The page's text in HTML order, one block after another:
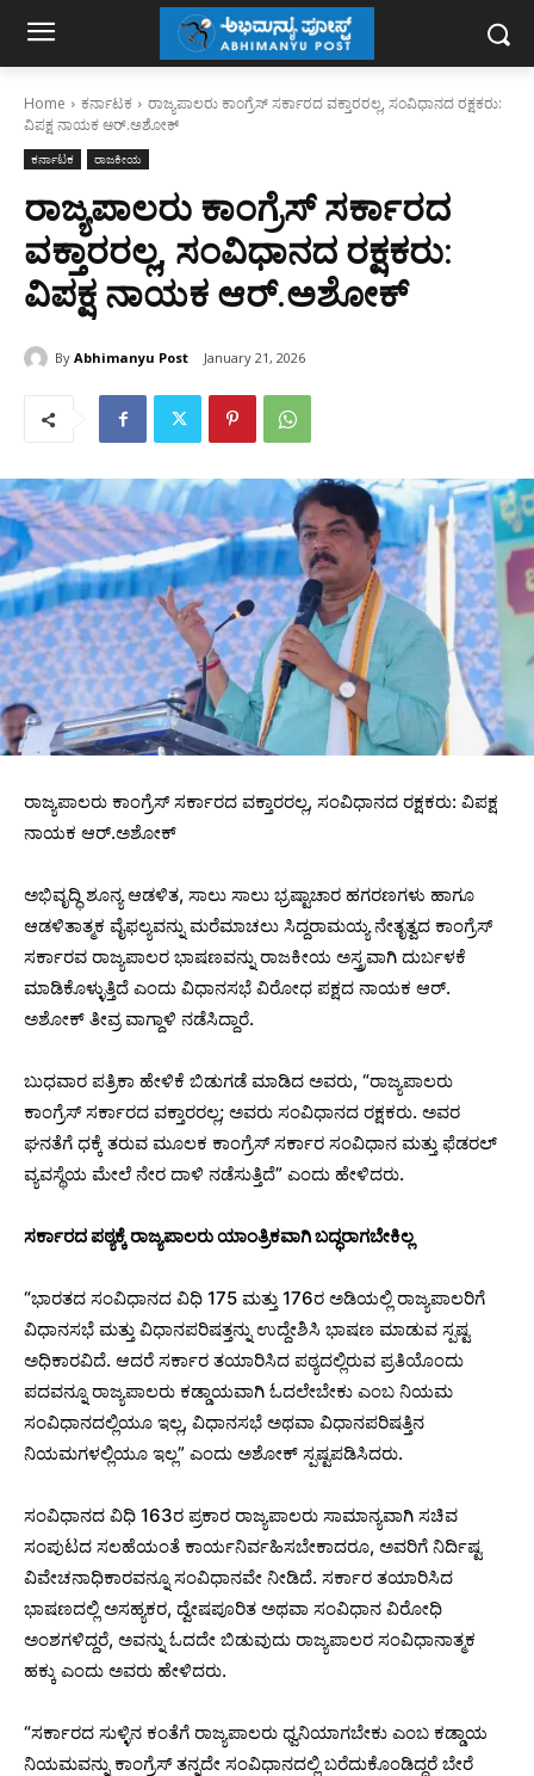
Home ಕರ್ನಾಟಕ
ರಾಜ್ಯಪಾಲರು ಕಾಂಗ್ರೆಸ್ ಸರ್ಕಾರದ ವಕ್ತಾರರಲ್ಲ, ಸಂವಿಧಾನದ ರಕ್ಷಕರು:
ವಿಪಕ್ಷ ನಾಯಕ ಆರ್.ಅಶೋಕ್
ಕರ್ನಾಟಕ ರಾಜಕೀಯ
ರಾಜ್ಯಪಾಲರು ಕಾಂಗ್ರೆಸ್ ಸರ್ಕಾರದ
ವಕ್ತಾರರಲ್ಲ, ಸಂವಿಧಾನದ ರಕ್ಷಕರು:
ವಿಪಕ್ಷ ನಾಯಕ ಆರ್.ಅಶೋಕ್
By Abhimanyu Post January 21, 2026
ರಾಜ್ಯಪಾಲರು ಕಾಂಗ್ರೆಸ್ ಸರ್ಕಾರದ ವಕ್ತಾರರಲ್ಲ, ಸಂವಿಧಾನದ ರಕ್ಷಕರು: ವಿಪಕ್ಷ
ನಾಯಕ ಆರ್.ಅಶೋಕ್
ಅಭಿವೃದ್ಧಿ ಶೂನ್ಯ ಆಡಳಿತ, ಸಾಲು ಸಾಲು ಭ್ರಷ್ಟಾಚಾರ ಹಗರಣಗಳು ಹಾಗೂ
ಆಡಳಿತಾತ್ಮಕ ವೈಫಲ್ಯವನ್ನು ಮರೆಮಾಚಲು ಸಿದ್ದರಾಮಯ್ಯ ನೇತೃತ್ವದ ಕಾಂಗ್ರೆಸ್
ಸರ್ಕಾರವ ರಾಜ್ಯಪಾಲರ ಭಾಷಣವನ್ನು ರಾಜಕೀಯ ಅಸ್ತ್ರವಾಗಿ ದುರ್ಬಳಕೆ
ಮಾಡಿಕೊಳ್ಳುತ್ತಿದೆ ಎಂದು ವಿಧಾನಸಭೆ ವಿರೋಧ ಪಕ್ಷದ ನಾಯಕ ಆರ್.
ಅಶೋಕ್ ತೀವ್ರ ವಾಗ್ದಾಳಿ ನಡೆಸಿದ್ದಾರೆ.
ಬುಧವಾರ ಪತ್ರಿಕಾ ಹೇಳಿಕೆ ಬಿಡುಗಡೆ ಮಾಡಿದ ಅವರು, “ರಾಜ್ಯಪಾಲರು
ಕಾಂಗ್ರೆಸ್ ಸರ್ಕಾರದ ವಕ್ತಾರರಲ್ಲ; ಅವರು ಸಂವಿಧಾನದ ರಕ್ಷಕರು. ಅವರ
ಘನತೆಗೆ ಧಕ್ಕೆ ತರುವ ಮೂಲಕ ಕಾಂಗ್ರೆಸ್ ಸರ್ಕಾರ ಸಂವಿಧಾನ ಮತ್ತು ಫೆಡರಲ್
ವ್ಯವಸ್ಥೆಯ ಮೇಲೆ ನೇರ ದಾಳಿ ನಡೆಸುತ್ತಿದೆ” ಎಂದು ಹೇಳಿದರು.
ಸರ್ಕಾರದ ಪಠ್ಯಕ್ಕೆ ರಾಜ್ಯಪಾಲರು ಯಾಂತ್ರಿಕವಾಗಿ ಬದ್ಧರಾಗಬೇಕಿಲ್ಲ
“ಭಾರತದ ಸಂವಿಧಾನದ ವಿಧಿ 175 ಮತ್ತು 176ರ ಅಡಿಯಲ್ಲಿ ರಾಜ್ಯಪಾಲರಿಗೆ
ವಿಧಾನಸಭೆ ಮತ್ತು ವಿಧಾನಪರಿಷತ್ತನ್ನು ಉದ್ದೇಶಿಸಿ ಭಾಷಣ ಮಾಡುವ ಸ್ಪಷ್ಟ
ಅಧಿಕಾರವಿದೆ. ಆದರೆ ಸರ್ಕಾರ ತಯಾರಿಸಿದ ಪಠ್ಯದಲ್ಲಿರುವ ಪ್ರತಿಯೊಂದು
ಪದವನ್ನೂ ರಾಜ್ಯಪಾಲರು ಕಡ್ಡಾಯವಾಗಿ ಓದಲೇಬೇಕು ಎಂಬ ನಿಯಮ
ಸಂವಿಧಾನದಲ್ಲಿಯೂ ಇಲ್ಲ, ವಿಧಾನಸಭೆ ಅಥವಾ ವಿಧಾನಪರಿಷತ್ತಿನ
ನಿಯಮಗಳಲ್ಲಿಯೂ ಇಲ್ಲ” ಎಂದು ಅಶೋಕ್ ಸ್ಪಷ್ಟಪಡಿಸಿದರು.
ಸಂವಿಧಾನದ ವಿಧಿ 163ರ ಪ್ರಕಾರ ರಾಜ್ಯಪಾಲರು ಸಾಮಾನ್ಯವಾಗಿ ಸಚಿವ
ಸಂಪುಟದ ಸಲಹೆಯಂತೆ ಕಾರ್ಯನಿರ್ವಹಿಸಬೇಕಾದರೂ, ಅವರಿಗೆ ನಿರ್ದಿಷ್ಟ
ವಿವೇಚನಾಧಿಕಾರವನ್ನೂ ಸಂವಿಧಾನವೇ ನೀಡಿದೆ. ಸರ್ಕಾರ ತಯಾರಿಸಿದ
ಭಾಷಣದಲ್ಲಿ ಅಸಹ್ಯಕರ, ದ್ವೇಷಪೂರಿತ ಅಥವಾ ಸಂವಿಧಾನ ವಿರೋಧಿ
ಅಂಶಗಳಿದ್ದರೆ, ಅವನ್ನು ಓದದೇ ಬಿಡುವುದು ರಾಜ್ಯಪಾಲರ ಸಂವಿಧಾನಾತ್ಮಕ
ಹಕ್ಕು ಎಂದು ಅವರು ಹೇಳಿದರು.
“ಸರ್ಕಾರದ ಸುಳ್ಳಿನ ಕಂತೆಗೆ ರಾಜ್ಯಪಾಲರು ಧ್ವನಿಯಾಗಬೇಕು ಎಂಬ ಕಡ್ಡಾಯ
ನಿಯಮವನ್ನು ಕಾಂಗ್ರೆಸ್ ತನ್ನದೇ ಸಂವಿಧಾನದಲ್ಲಿ ಬರೆದುಕೊಂಡಿದ್ದರೆ ಬೇರೆ